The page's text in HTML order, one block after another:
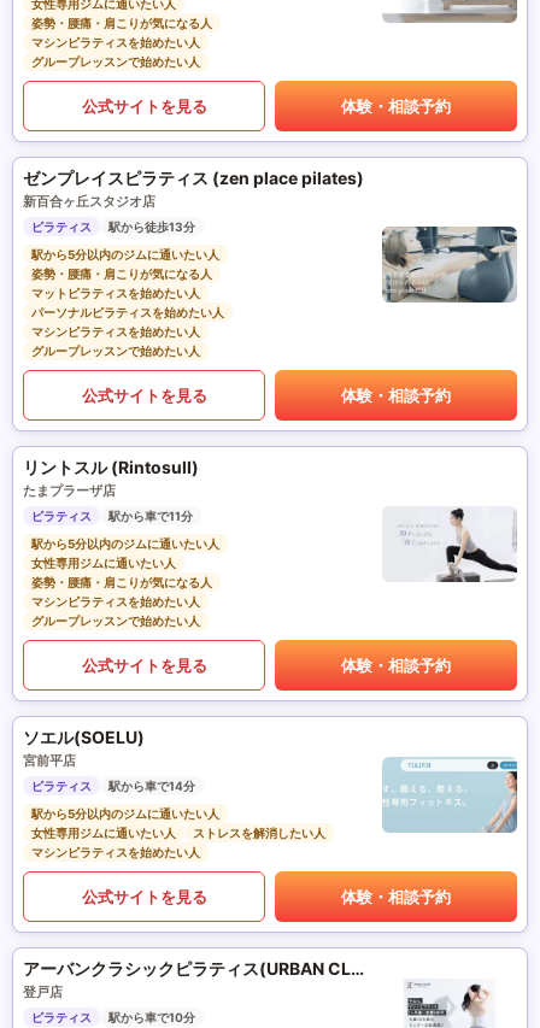
女性専用ジムに通いたい人
姿勢・腰痛・肩こりが気になる人
マシンピラティスを始めたい人
グループレッスンで始めたい人
公式サイトを見る 体験・相談予約
ゼンプレイスピラティス (zen place pilates)
新百合ヶ丘スタジオ店
ピラティス
駅から徒歩13分
駅から5分以内のジムに通いたい人
姿勢・腰痛・肩こりが気になる人
マットピラティスを始めたい人
パーソナルピラティスを始めたい人
マシンピラティスを始めたい人
グループレッスンで始めたい人
公式サイトを見る 体験・相談予約
リントスル (Rintosull)
たまプラーザ店
ピラティス
駅から車で11分
駅から5分以内のジムに通いたい人
女性専用ジムに通いたい人
姿勢・腰痛・肩こりが気になる人
マシンピラティスを始めたい人
グループレッスンで始めたい人
公式サイトを見る 体験・相談予約
ソエル(SOELU)
宮前平店
ピラティス
駅から車で14分
駅から5分以内のジムに通いたい人
女性専用ジムに通いたい人
ストレスを解消したい人
マシンピラティスを始めたい人
公式サイトを見る 体験・相談予約
アーバンクラシックピラティス(URBAN CLASSIC PILATES)
登戸店
ピラティス
駅から車で10分